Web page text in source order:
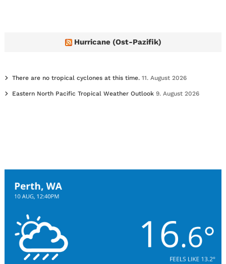
Hurricane (Ost-Pazifik)
There are no tropical cyclones at this time. 11. August 2026
Eastern North Pacific Tropical Weather Outlook 9. August 2026